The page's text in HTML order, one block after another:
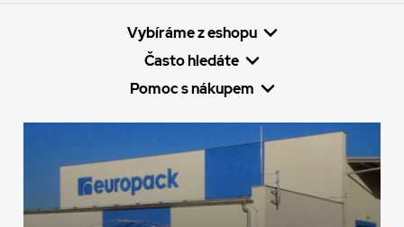
Vybíráme z eshopu
Často hledáte
Pomoc s nákupem